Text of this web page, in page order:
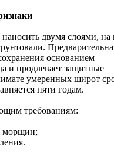
двумя слоями, на
основанием
и продлевает защитные
умеренных широт
пяти годам.
требованиям:
морщин;